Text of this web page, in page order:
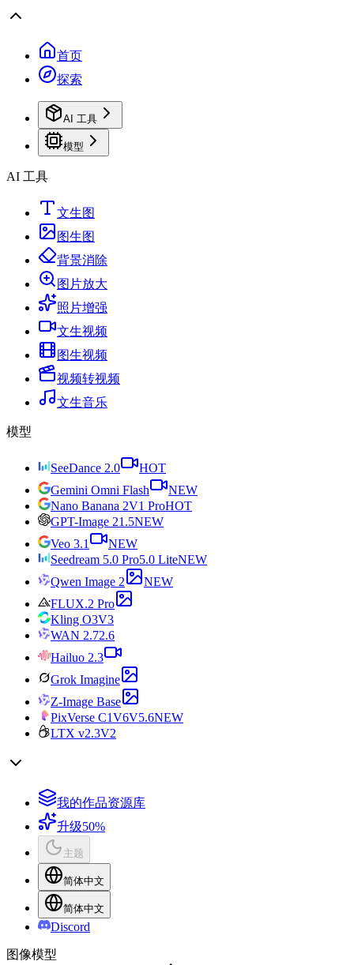
首页
探索
AI 工具
模型
AI 工具
文生图
图生图
背景消除
图片放大
照片增强
文生视频
图生视频
视频转视频
文生音乐
模型
SeeDance 2.0
HOT
Gemini Omni Flash
NEW
Nano Banana 2V1 ProHOT
GPT-Image 21.5NEW
Veo 3.1
NEW
Seedream 5.0 Pro5.0 LiteNEW
Qwen Image 2
NEW
FLUX.2 Pro
Kling O3V3
WAN 2.72.6
Hailuo 2.3
Grok Imagine
Z-Image Base
PixVerse C1V6V5.6NEW
LTX v2.3V2
我的作品资源库
升级50%
主题
简体中文
简体中文
Discord
图像模型